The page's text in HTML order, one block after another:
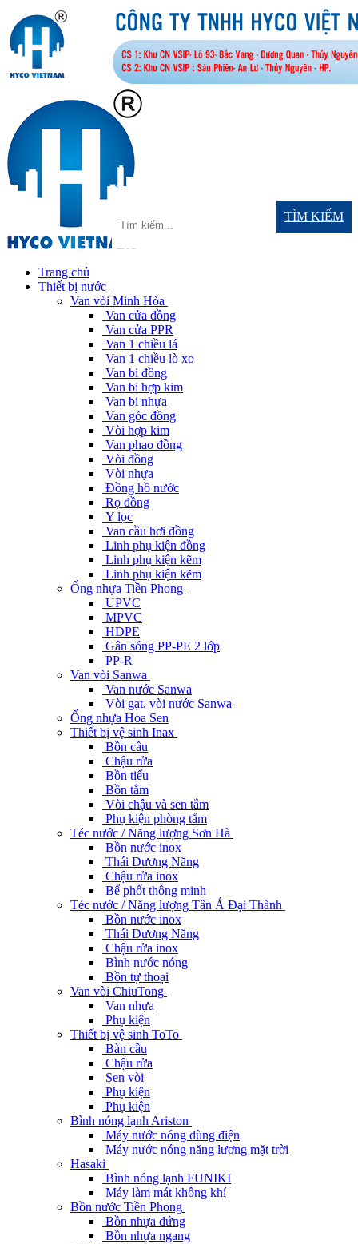
TÌM KIẾM
Trang chủ
Thiết bị nước
Van vòi Minh Hòa
Van cửa đồng
Van cửa PPR
Van 1 chiều lá
Van 1 chiều lò xo
Van bi đồng
Van bi hợp kim
Van bi nhựa
Van góc đồng
Vòi hợp kim
Van phao đồng
Vòi đồng
Vòi nhựa
Đồng hồ nước
Rọ đồng
Y lọc
Van cầu hơi đồng
Linh phụ kiện đồng
Linh phụ kiện kẽm
Linh phụ kiện kẽm
Ống nhựa Tiền Phong
UPVC
MPVC
HDPE
Gân sóng PP-PE 2 lớp
PP-R
Van vòi Sanwa
Van nước Sanwa
Vòi gạt, vòi nước Sanwa
Ống nhựa Hoa Sen
Thiết bị vệ sinh Inax
Bồn cầu
Chậu rửa
Bồn tiểu
Bồn tắm
Vòi chậu và sen tắm
Phụ kiện phòng tắm
Téc nước / Năng lượng Sơn Hà
Bồn nước inox
Thái Dương Năng
Chậu rửa inox
Bể phốt thông minh
Téc nước / Năng lượng Tân Á Đại Thành
Bồn nước inox
Thái Dương Năng
Chậu rửa inox
Bình nước nóng
Bồn tự thoại
Van vòi ChiuTong
Van nhựa
Phụ kiện
Thiết bị vệ sinh ToTo
Bàn cầu
Chậu rửa
Sen vòi
Phụ kiện
Phụ kiện
Bình nóng lạnh Ariston
Máy nước nóng dùng điện
Máy nước nóng năng lương mặt trời
Hasaki
Bình nóng lạnh FUNIKI
Máy làm mát không khí
Bồn nước Tiền Phong
Bồn nhựa đứng
Bồn nhựa ngang